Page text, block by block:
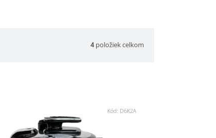
4 položiek celkom
Kód: D6K2A